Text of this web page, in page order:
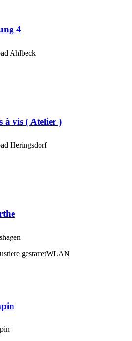
4
Ahlbeck
à vis ( Atelier )
Heringsdorf
gestattetWLAN